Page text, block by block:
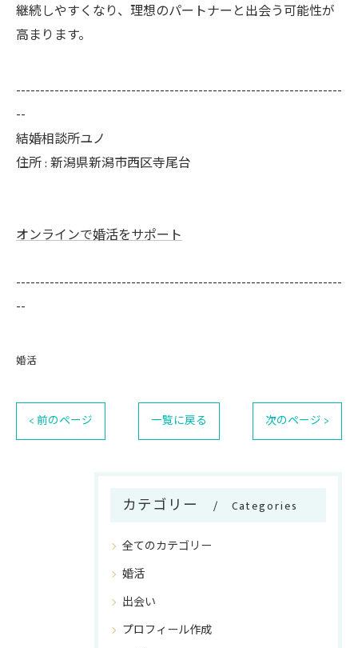
継続しやすくなり、理想のパートナーと出会う可能性が
高まります。
--------------------------------------------------------------------
--
結婚相談所ユノ
住所 : 新潟県新潟市西区寺尾台
オンラインで婚活をサポート
--------------------------------------------------------------------
--
婚活
< 前のページ 一覧に戻る 次のページ >
カテゴリー Categories
全てのカテゴリー
婚活
出会い
プロフィール作成